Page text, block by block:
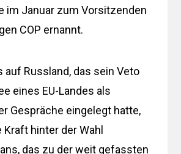
im Januar zum Vorsitzenden
COP ernannt.
auf Russland, das sein Veto
eines EU-Landes als
Gespräche eingelegt hatte,
Kraft hinter der Wahl
das zu der weit gefassten